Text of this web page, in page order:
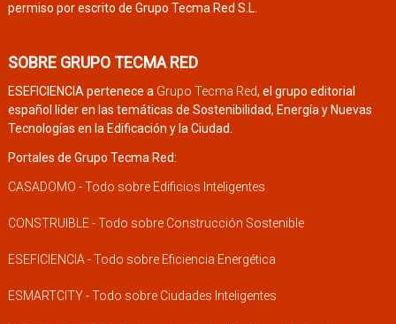
permiso por escrito de Grupo Tecma Red S.L.
SOBRE GRUPO TECMA RED
ESEFICIENCIA pertenece a Grupo Tecma Red, el grupo editorial
español líder en las temáticas de Sostenibilidad, Energía y Nuevas
Tecnologías en la Edificación y la Ciudad.
Portales de Grupo Tecma Red:
CASADOMO - Todo sobre Edificios Inteligentes
CONSTRUIBLE - Todo sobre Construcción Sostenible
ESEFICIENCIA - Todo sobre Eficiencia Energética
ESMARTCITY - Todo sobre Ciudades Inteligentes